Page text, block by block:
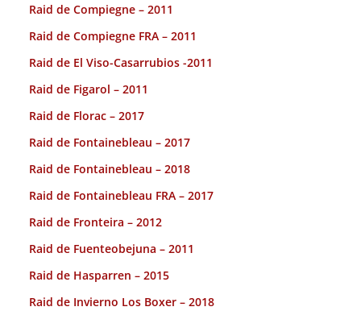
Raid de Compiegne – 2011
Raid de Compiegne FRA – 2011
Raid de El Viso-Casarrubios -2011
Raid de Figarol – 2011
Raid de Florac – 2017
Raid de Fontainebleau – 2017
Raid de Fontainebleau – 2018
Raid de Fontainebleau FRA – 2017
Raid de Fronteira – 2012
Raid de Fuenteobejuna – 2011
Raid de Hasparren – 2015
Raid de Invierno Los Boxer – 2018